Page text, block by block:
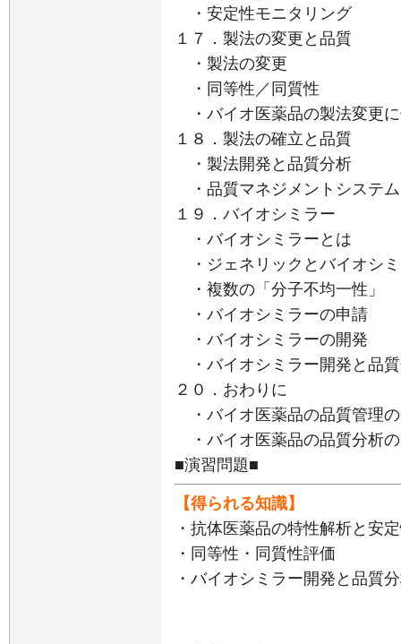
・安定性モニタリング
１７．製法の変更と品質
・製法の変更
・同等性／同質性
・バイオ医薬品の製法変更
１８．製法の確立と品質
・製法開発と品質分析
・品質マネジメントシステム
１９．バイオシミラー
・バイオシミラーとは
・ジェネリックとバイオシ
・複数の「分子不均一性」
・バイオシミラーの申請
・バイオシミラーの開発
・バイオシミラー開発と品
２０．おわりに
・バイオ医薬品の品質管理
・バイオ医薬品の品質分析
■演習問題■
【得られる知識】
・抗体医薬品の特性解析と安
・同等性・同質性評価
・バイオシミラー開発と品質